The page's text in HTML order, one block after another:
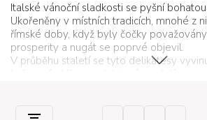
Italské vánoční sladkosti se pyšní
Ukořeněny v místních tradicích, mnohé z
římské doby, když byly čočky
prosperity a nugát se poprvé objevil.
V průběhu staletí se tyto delikatesy
kulturními ikonami, které spojují